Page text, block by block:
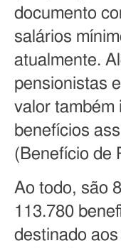
documento
salários
atualmente.
pensionistas
valor também
benefícios
(Benefício de
Ao todo, são
113.780
destinado